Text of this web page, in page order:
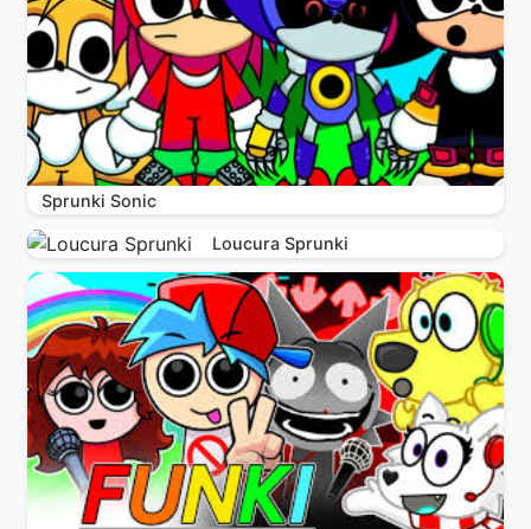
Sprunki Sonic
Loucura Sprunki